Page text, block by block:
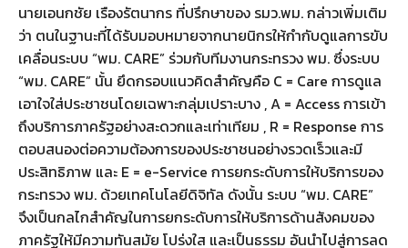
นายเอนกชัย เรืองรัตนากร ที่ปรึกษาของ รมว.พม. กล่าวเพิ่มเติม
ว่า ตนในฐานะที่ได้รับมอบหมายจากนายนิกรให้กำกับดูแลการขับ
เคลื่อนระบบ “พม. CARE” ร่วมกับทีมงานกระทรวง พม. ซึ่งระบบ
“พม. CARE” นั้น ยึดกรอบแนวคิดสำคัญคือ C = Care การดูแล
เอาใจใส่ประชาชนโดยเฉพาะกลุ่มเปราะบาง , A = Access การเข้า
ถึงบริการภาครัฐอย่างสะดวกและเท่าเทียม , R = Response การ
ตอบสนองต่อความต้องการของประชาชนอย่างรวดเร็วและมี
ประสิทธิภาพ และ E = e-Service การยกระดับการให้บริการของ
กระทรวง พม. ด้วยเทคโนโลยีดิจิทัล ดังนั้น ระบบ “พม. CARE”
จึงเป็นกลไกสำคัญในการยกระดับการให้บริการด้านสังคมของ
ภาครัฐให้มีความทันสมัย โปร่งใส และเป็นธรรม อันนำไปสู่การลด